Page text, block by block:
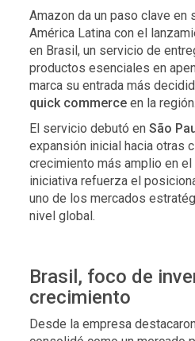
Amazon da un paso clave en
América Latina con el
en Brasil, un servicio de
productos esenciales en
marca su entrada más
quick commerce en la región.
El servicio debutó enSão
expansión inicial hacia otras
crecimiento más amplio en
iniciativa refuerza el
uno de los mercados
nivel global.
Brasil, foco de
crecimiento
Desde la empresa